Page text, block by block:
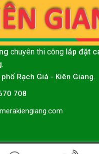
chuyên thi công lắp đặt
.
phố Rạch Giá - Kiên Giang.
708